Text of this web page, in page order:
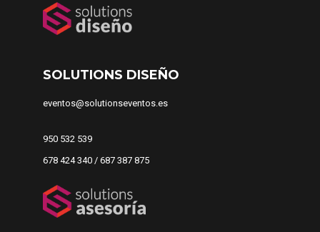
SOLUTIONS DISEÑO
eventos@solutionseventos.es
950 532 539
678 424 340 / 687 387 875